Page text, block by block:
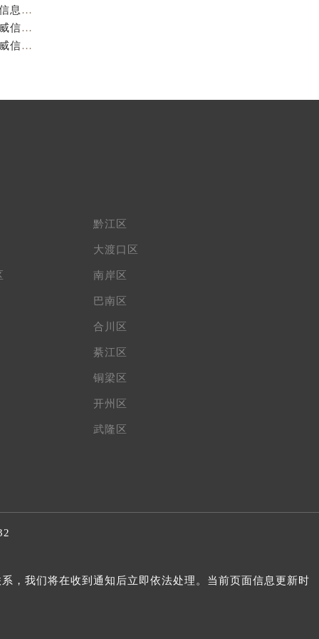
重庆阿玛尼官方售后服务中心｜全部网点地址电话权威信息公示（2026年7月最新）
重庆阿玛尼官方售后服务中心｜最新热线电话与地址权威信息公示（2026年7月最新）
重庆阿玛尼官方售后服务中心｜最新电话和维修地址权威信息公示（2026年7月最新）
黔江区
大渡口区
南岸区
巴南区
合川区
綦江区
铜梁区
开州区
武隆区
，我们将在收到通知后立即依法处理。当前页面信息更新时